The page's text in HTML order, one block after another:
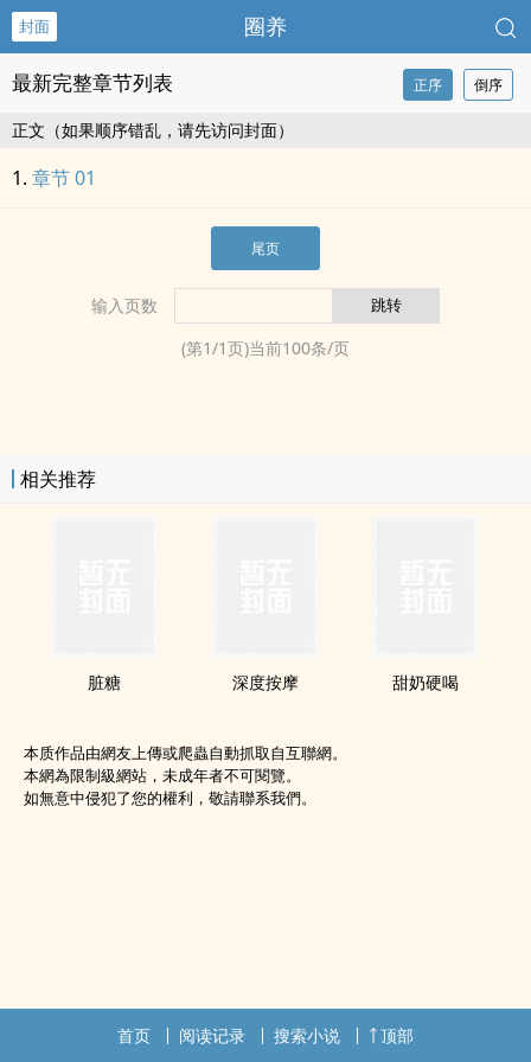
封面 圈养
最新完整章节列表 正序 倒序
正文（如果顺序错乱，请先访问封面）
章节 01
尾页
输入页数
(第1/1页)当前100条/页
相关推荐
脏糖 深度按摩 甜奶硬喝
本质作品由網友上傳或爬蟲自動抓取自互聯網。
本網為限制級網站，未成年者不可閱覽。
如無意中侵犯了您的權利，敬請聯系我們。
首页 阅读记录 搜索小说 顶部